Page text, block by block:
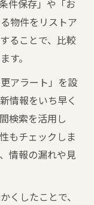
件保存」や「お
物件をリストア
ることで、比較
す。
アラート」を設
情報をいち早く
検索を活用し
もチェックしま
情報の漏れや見
くしたことで、